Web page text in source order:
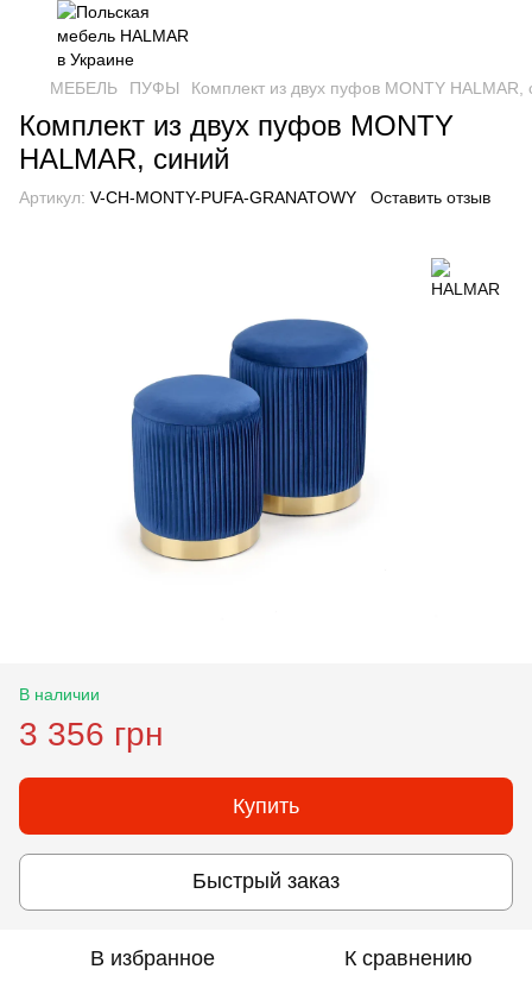
МЕБЕЛЬ ПУФЫ Комплект из двух пуфов MONTY HALMAR,
Комплект из двух пуфов MONTY
HALMAR, синий
Артикул: V-CH-MONTY-PUFA-GRANATOWY Оставить отзыв
В наличии
3 356 грн
Купить
Быстрый заказ
В избранное К сравнению